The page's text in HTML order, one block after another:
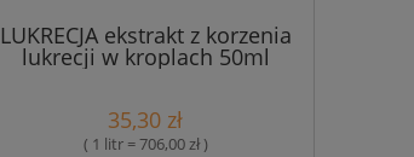
LUKRECJA ekstrakt z korzenia
lukrecji w kroplach 50ml
Myvita
35,30 zł
( 1 litr = 706,00 zł )